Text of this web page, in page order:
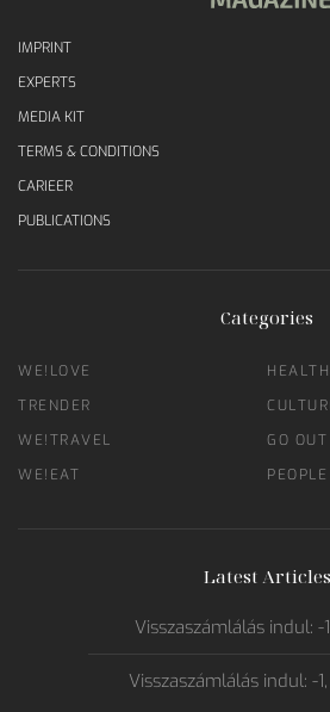
IMPRINT
EXPERTS
MEDIA KIT
TERMS & CONDITIONS
CARIEER
PUBLICATIONS
Categories
WE!LOVE
TRENDER
WE!TRAVEL
WE!EAT
GO OUT
PEOPLE
Latest Articles
Visszaszámlálás indul: -
Visszaszámlálás indul: -